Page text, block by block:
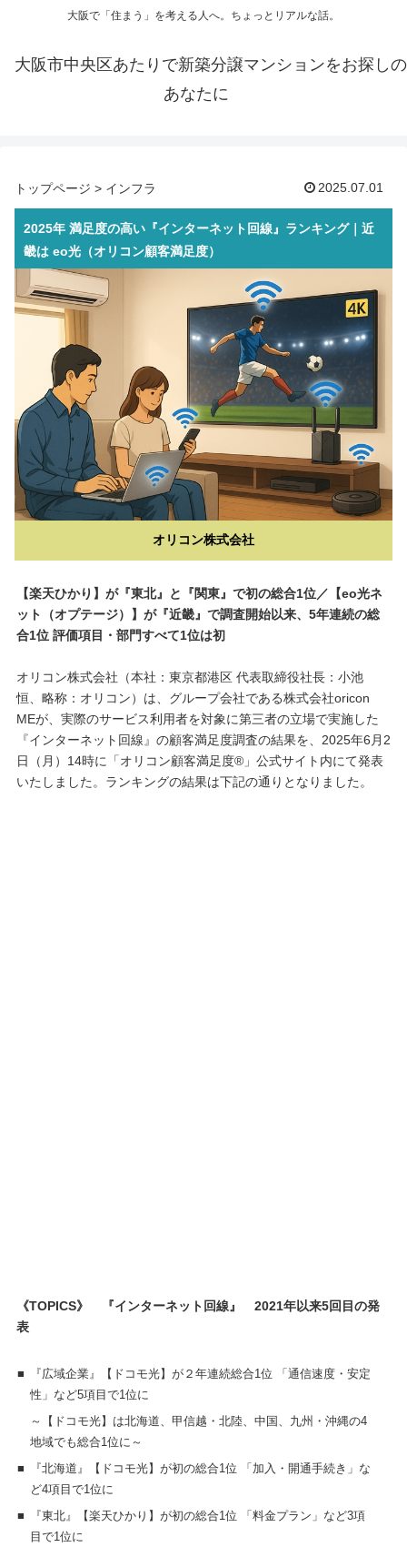
大阪で「住まう」を考える人へ。ちょっとリアルな話。
大阪市中央区あたりで新築分譲マンションをお探しの
あなたに
トップページ > インフラ 2025.07.01
2025年 満足度の高い『インターネット回線』ランキング｜近
畿は eo光（オリコン顧客満足度）
オリコン株式会社
【楽天ひかり】が『東北』と『関東』で初の総合1位／【eo光ネ
ット（オプテージ）】が『近畿』で調査開始以来、5年連続の総
合1位 評価項目・部門すべて1位は初
オリコン株式会社（本社：東京都港区 代表取締役社長：小池
恒、略称：オリコン）は、グループ会社である株式会社oricon
MEが、実際のサービス利用者を対象に第三者の立場で実施した
『インターネット回線』の顧客満足度調査の結果を、2025年6月2
日（月）14時に「オリコン顧客満足度®」公式サイト内にて発表
いたしました。ランキングの結果は下記の通りとなりました。
《TOPICS》 『インターネット回線』 2021年以来5回目の発
表
■
『広域企業』【ドコモ光】が２年連続総合1位 「通信速度・安定
性」など5項目で1位に
～【ドコモ光】は北海道、甲信越・北陸、中国、九州・沖縄の4
地域でも総合1位に～
■
『北海道』【ドコモ光】が初の総合1位 「加入・開通手続き」な
ど4項目で1位に
■
『東北』【楽天ひかり】が初の総合1位 「料金プラン」など3項
目で1位に